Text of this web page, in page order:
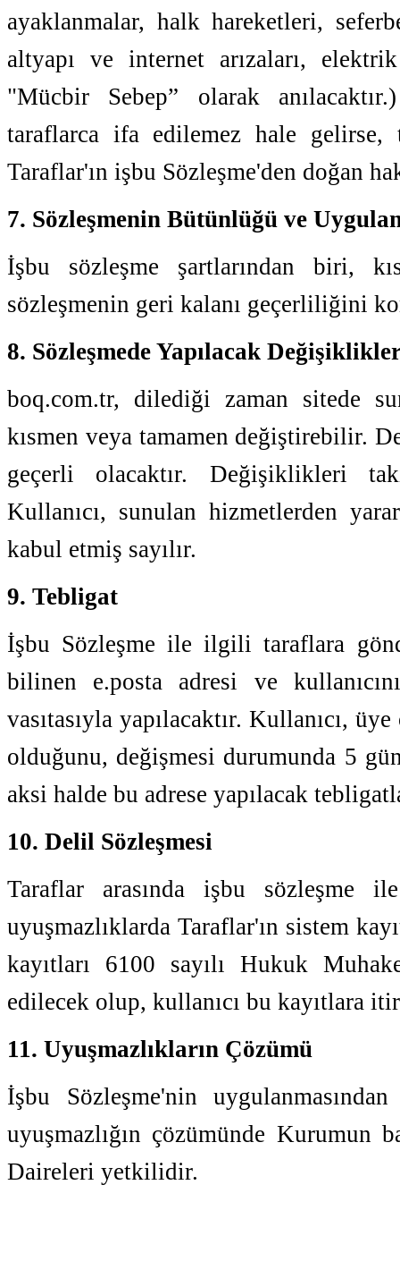
ayaklanmalar, halk hareketleri,
altyapı ve internet arızaları,
"Mücbir Sebep” olarak
taraflarca ifa edilemez hale
Taraflar'ın işbu Sözleşme'den doğan
7. Sözleşmenin Bütünlüğü ve
İşbu sözleşme şartlarından biri,
sözleşmenin geri kalanı geçerliliğini
8. Sözleşmede Yapılacak
boq.com.tr, dilediği zaman sitede
kısmen veya tamamen değiştirebilir.
geçerli olacaktır. Değişiklikleri
Kullanıcı, sunulan hizmetlerden
kabul etmiş sayılır.
9. Tebligat
İşbu Sözleşme ile ilgili taraflara
bilinen e.posta adresi ve
vasıtasıyla yapılacaktır. Kullanıcı,
olduğunu, değişmesi durumunda 5
aksi halde bu adrese yapılacak
10. Delil Sözleşmesi
Taraflar arasında işbu
uyuşmazlıklarda Taraflar'ın sistem
kayıtları 6100 sayılı Hukuk
edilecek olup, kullanıcı bu kayıtlara
11. Uyuşmazlıkların Çözümü
İşbu Sözleşme'nin
uyuşmazlığın çözümünde
Daireleri yetkilidir.